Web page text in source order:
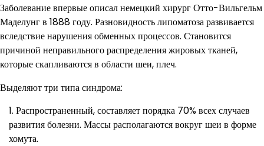
Заболевание впервые описал немецкий хирург Отто-Вильгельм
Маделунг в 1888 году. Разновидность липоматоза развивается
вследствие нарушения обменных процессов. Становится
причиной неправильного распределения жировых тканей,
которые скапливаются в области шеи, плеч.
Выделяют три типа синдрома:
Распространенный, составляет порядка 70% всех случаев
развития болезни. Массы располагаются вокруг шеи в форме
хомута.